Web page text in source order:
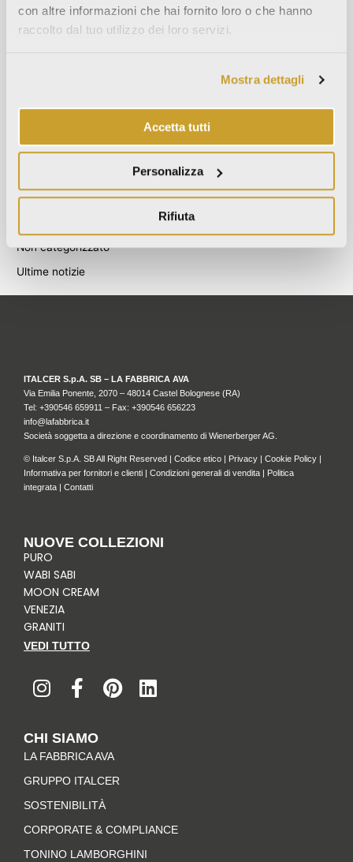
con altre informazioni che hai fornito loro o che hanno
raccolto dal tuo utilizzo dei loro servizi.
Mostra dettagli
Accetta tutti
Personalizza
Rifiuta
Agosto 2021
Dicembre 2020
Novembre 2019
Settembre 2019
Categories
Non categorizzato
Ultime notizie
ITALCER S.p.A. SB – LA FABBRICA AVA
Via Emilia Ponente, 2070 – 48014 Castel Bolognese (RA)
Tel: +390546 659911 – Fax: +390546 656223
info@lafabbrica.it
Società soggetta a direzione e coordinamento di Wienerberger AG.
© Italcer S.p.A. SB All Right Reserved | Codice etico | Privacy | Cookie Policy |
Informativa per fornitori e clienti | Condizioni generali di vendita | Politica
integrata | Contatti
NUOVE COLLEZIONI
PURO
WABI SABI
MOON CREAM
VENEZIA
GRANITI
VEDI TUTTO
n
s
a
g
r
a
m
a
c
b
o
o
k
-
f
i
n
r
e
t
i
n
CHI SIAMO
LA FABBRICA AVA
GRUPPO ITALCER
SOSTENIBILITÀ
CORPORATE & COMPLIANCE
TONINO LAMBORGHINI